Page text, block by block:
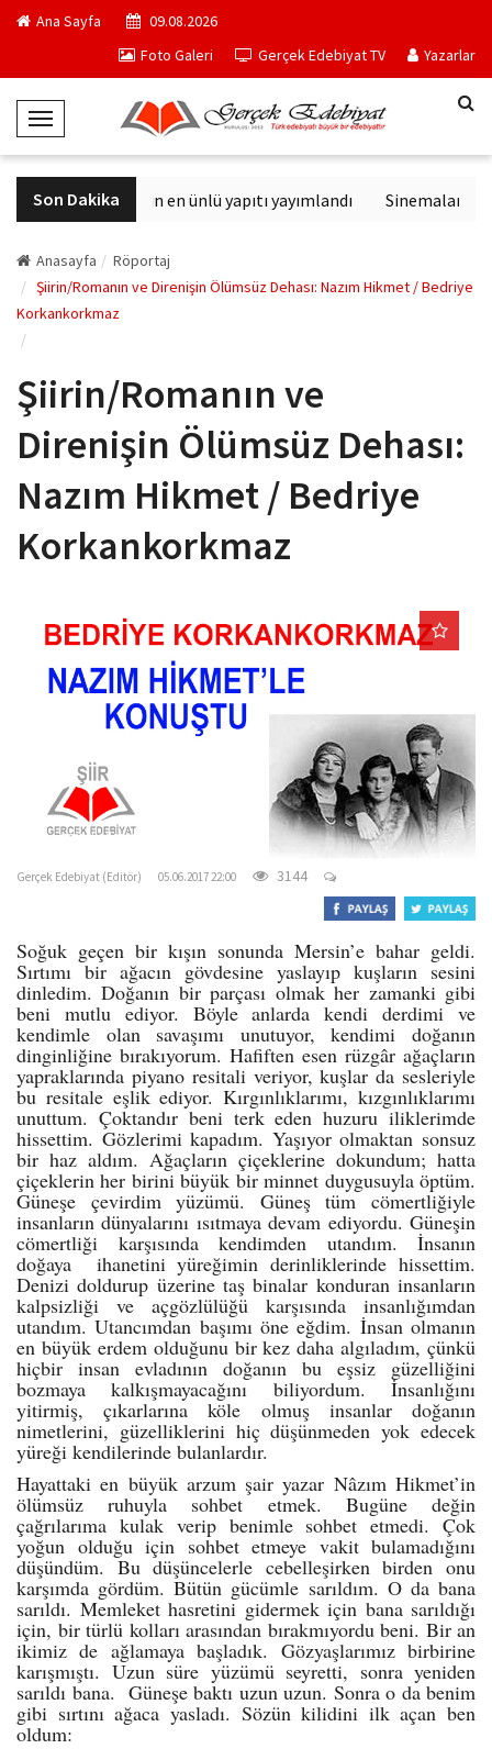
Ana Sayfa
09.08.2026
Foto Galeri
Gerçek Edebiyat TV Yazarlar
T
o
g
g
e
N
a
a
t
o
n
Son Dakika
Philip K. Dick'in en ünlü yapıtı yayımlandı Sinemalarda
Anasayfa
Röportaj
Şiirin/Romanın ve Direnişin Ölümsüz Dehası: Nazım Hikmet / Bedriye
Korkankorkmaz
Şiirin/Romanın ve
Direnişin Ölümsüz Dehası:
Nazım Hikmet / Bedriye
Korkankorkmaz
gercekedebiyat.com
Gerçek Edebiyat (Editör) 05.06.2017 22:00 3144
Soğuk geçen bir kışın sonunda Mersin’e bahar geldi.
Sırtımı bir ağacın gövdesine yaslayıp kuşların sesini
dinledim. Doğanın bir parçası olmak her zamanki gibi
beni mutlu ediyor. Böyle anlarda kendi derdimi ve
kendimle olan savaşımı unutuyor, kendimi doğanın
dinginliğine bırakıyorum. Hafiften esen rüzgâr ağaçların
yapraklarında piyano resitali veriyor, kuşlar da sesleriyle
bu resitale eşlik ediyor. Kırgınlıklarımı, kızgınlıklarımı
unuttum. Çoktandır beni terk eden huzuru iliklerimde
hissettim. Gözlerimi kapadım. Yaşıyor olmaktan sonsuz
bir haz aldım. Ağaçların çiçeklerine dokundum; hatta
çiçeklerin her birini büyük bir minnet duygusuyla öptüm.
Güneşe çevirdim yüzümü. Güneş tüm cömertliğiyle
insanların dünyalarını ısıtmaya devam ediyordu. Güneşin
cömertliği karşısında kendimden utandım. İnsanın
doğaya ihanetini yüreğimin derinliklerinde hissettim.
Denizi doldurup üzerine taş binalar konduran insanların
kalpsizliği ve açgözlülüğü karşısında insanlığımdan
utandım. Utancımdan başımı öne eğdim. İnsan olmanın
en büyük erdem olduğunu bir kez daha algıladım, çünkü
hiçbir insan evladının doğanın bu eşsiz güzelliğini
bozmaya kalkışmayacağını biliyordum. İnsanlığını
yitirmiş, çıkarlarına köle olmuş insanlar doğanın
nimetlerini, güzelliklerini hiç düşünmeden yok edecek
yüreği kendilerinde bulanlardır.
Hayattaki en büyük arzum şair yazar Nâzım Hikmet’in
ölümsüz ruhuyla sohbet etmek. Bugüne değin
çağrılarıma kulak verip benimle sohbet etmedi. Çok
yoğun olduğu için sohbet etmeye vakit bulamadığını
düşündüm. Bu düşüncelerle cebelleşirken birden onu
karşımda gördüm. Bütün gücümle sarıldım. O da bana
sarıldı. Memleket hasretini gidermek için bana sarıldığı
için, bir türlü kolları arasından bırakmıyordu beni. Bir an
ikimiz de ağlamaya başladık. Gözyaşlarımız birbirine
karışmıştı. Uzun süre yüzümü seyretti, sonra yeniden
sarıldı bana. Güneşe baktı uzun uzun. Sonra o da benim
gibi sırtını ağaca yasladı. Sözün kilidini ilk açan ben
oldum: